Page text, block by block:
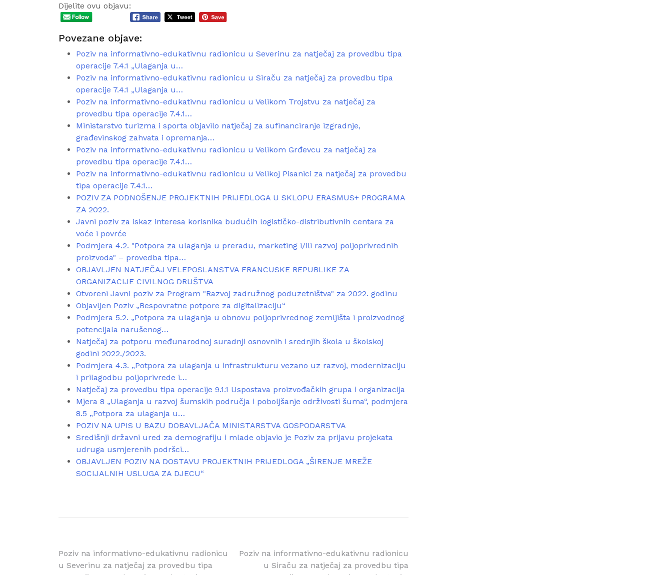
Dijelite ovu objavu:
Povezane objave:
Poziv na informativno-edukativnu radionicu u Severinu za natječaj za provedbu tipa
operacije 7.4.1 „Ulaganja u…
Poziv na informativno-edukativnu radionicu u Siraču za natječaj za provedbu tipa
operacije 7.4.1 „Ulaganja u…
Poziv na informativno-edukativnu radionicu u Velikom Trojstvu za natječaj za
provedbu tipa operacije 7.4.1…
Ministarstvo turizma i sporta objavilo natječaj za sufinanciranje izgradnje,
građevinskog zahvata i opremanja…
Poziv na informativno-edukativnu radionicu u Velikom Grđevcu za natječaj za
provedbu tipa operacije 7.4.1…
Poziv na informativno-edukativnu radionicu u Velikoj Pisanici za natječaj za provedbu
tipa operacije 7.4.1…
POZIV ZA PODNOŠENJE PROJEKTNIH PRIJEDLOGA U SKLOPU ERASMUS+ PROGRAMA
ZA 2022.
Javni poziv za iskaz interesa korisnika budućih logističko-distributivnih centara za
voće i povrće
Podmjera 4.2. "Potpora za ulaganja u preradu, marketing i/ili razvoj poljoprivrednih
proizvoda" – provedba tipa…
OBJAVLJEN NATJEČAJ VELEPOSLANSTVA FRANCUSKE REPUBLIKE ZA
ORGANIZACIJE CIVILNOG DRUŠTVA
Otvoreni Javni poziv za Program "Razvoj zadružnog poduzetništva" za 2022. godinu
Objavljen Poziv „Bespovratne potpore za digitalizaciju“
Podmjera 5.2. „Potpora za ulaganja u obnovu poljoprivrednog zemljišta i proizvodnog
potencijala narušenog…
Natječaj za potporu međunarodnoj suradnji osnovnih i srednjih škola u školskoj
godini 2022./2023.
Podmjera 4.3. „Potpora za ulaganja u infrastrukturu vezano uz razvoj, modernizaciju
i prilagodbu poljoprivrede i…
Natječaj za provedbu tipa operacije 9.1.1 Uspostava proizvođačkih grupa i organizacija
Mjera 8 „Ulaganja u razvoj šumskih područja i poboljšanje održivosti šuma“, podmjera
8.5 „Potpora za ulaganja u…
POZIV NA UPIS U BAZU DOBAVLJAČA MINISTARSTVA GOSPODARSTVA
Središnji državni ured za demografiju i mlade objavio je Poziv za prijavu projekata
udruga usmjerenih podršci…
OBJAVLJEN POZIV NA DOSTAVU PROJEKTNIH PRIJEDLOGA „ŠIRENJE MREŽE
SOCIJALNIH USLUGA ZA DJECU“
Navigacija
Poziv na informativno-edukativnu radionicu
u Severinu za natječaj za provedbu tipa
Poziv na informativno-edukativnu radionicu
u Siraču za natječaj za provedbu tipa